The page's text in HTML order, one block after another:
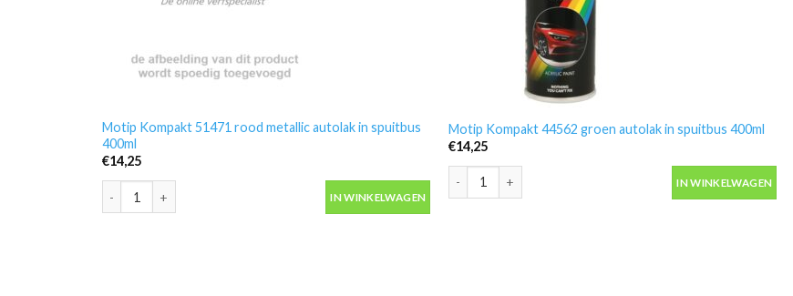
Motip Kompakt 51471 rood metallic autolak in spuitbus
400ml
€14,25
Motip Kompakt 51471 rood metallic autolak in spuitbus 400ml aantal
IN WINKELWAGEN
Motip Kompakt 44562 groen autolak in spuitbus 400ml
€14,25
Motip Kompakt 44562 groen autolak in spuitbus 400ml aantal
IN WINKELWAGEN